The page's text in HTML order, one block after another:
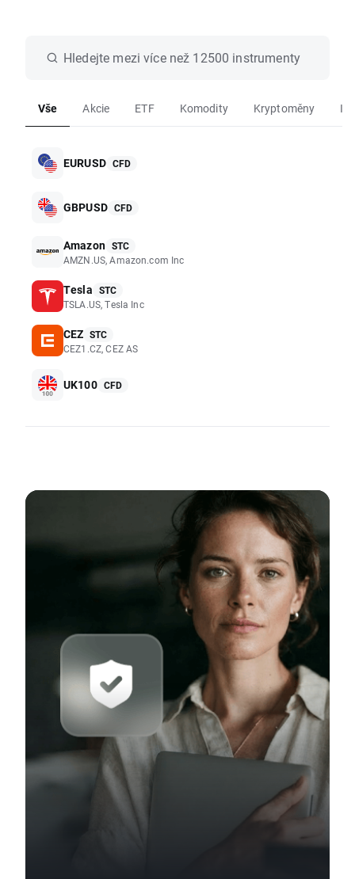
Hledejte mezi více než 12500 instrumenty
Vše Akcie ETF Komodity Kryptoměny
EURUSD CFD
GBPUSD CFD
Amazon STC
AMZN.US, Amazon.com Inc
Tesla STC
TSLA.US, Tesla Inc
CEZ STC
CEZ1.CZ, CEZ AS
UK100 CFD